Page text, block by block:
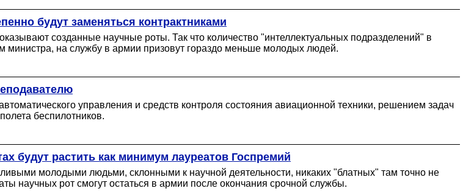
будут заменяться контрактниками
созданные научные роты. Так что количество "интеллектуальных подразделений" в
на службу в армии призовут гораздо меньше молодых людей.
управления и средств контроля состояния авиационной техники, решением задач
беспилотников.
будут растить как минимум лауреатов Госпремий
молодыми людьми, склонными к научной деятельности, никаких "блатных" там точно не
научных рот смогут остаться в армии после окончания срочной службы.